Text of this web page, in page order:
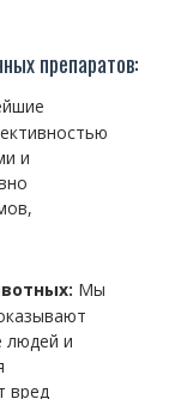
препаратов:
и
Мы
людей и
вред